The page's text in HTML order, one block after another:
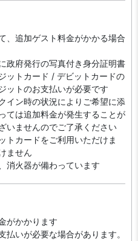
、追加ゲスト料金がかかる場合
政府発行の写真付き身分証明書
ットカード / デビットカードの
ットのお支払いが必要です
イン時の状況によりご希望に添
ては追加料金が発生することが
いませんのでご了承ください
トカードをご利用いただけま
ません
消火器が備わっています
がかかります
払いが必要な場合があります。